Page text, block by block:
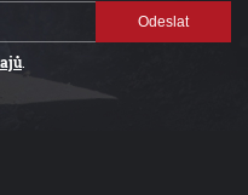
Odeslat
.